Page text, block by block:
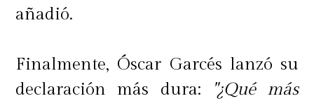
añadió.
Finalmente, Óscar Garcés lanzó su
declaración más dura:
"¿Qué más